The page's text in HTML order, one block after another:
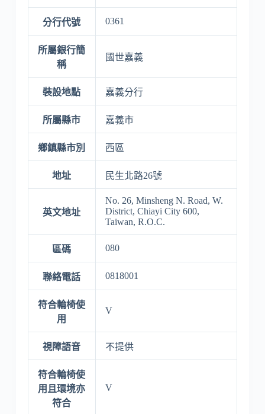
分行代號 0361
所屬銀行簡
稱
國世嘉義
裝設地點 嘉義分行
所屬縣市 嘉義市
鄉鎮縣市別 西區
地址 民生北路26號
英文地址
No. 26, Minsheng N. Road, W.
District, Chiayi City 600,
Taiwan, R.O.C.
區碼 080
聯絡電話 0818001
符合輪椅使
用
V
視障語音 不提供
符合輪椅使
用且環境亦
符合
V